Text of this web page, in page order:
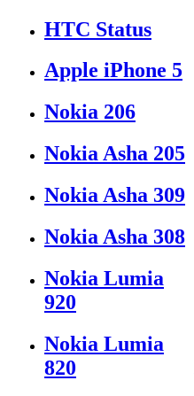
HTC Status
Apple iPhone 5
Nokia 206
Nokia Asha 205
Nokia Asha 309
Nokia Asha 308
Nokia Lumia
920
Nokia Lumia
820